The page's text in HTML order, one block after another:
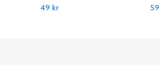
49 kr 59